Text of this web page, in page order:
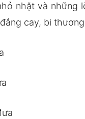
nhặt và những
cay, bi